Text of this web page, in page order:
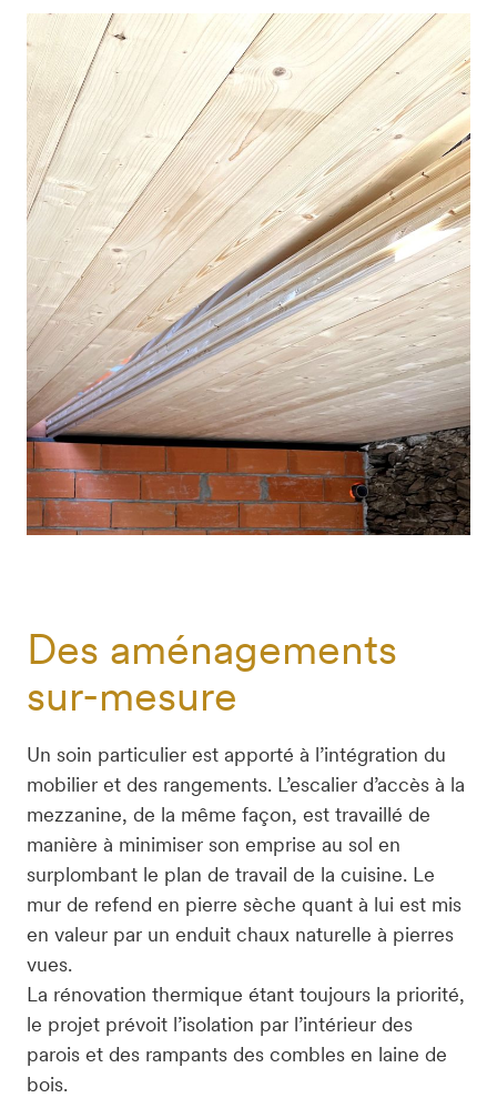
Des aménagements
sur-mesure
Un soin particulier est apporté à l’intégration du
mobilier et des rangements. L’escalier d’accès à la
mezzanine, de la même façon, est travaillé de
manière à minimiser son emprise au sol en
surplombant le plan de travail de la cuisine. Le
mur de refend en pierre sèche quant à lui est mis
en valeur par un enduit chaux naturelle à pierres
vues.
La rénovation thermique étant toujours la priorité,
le projet prévoit l’isolation par l’intérieur des
parois et des rampants des combles en laine de
bois.